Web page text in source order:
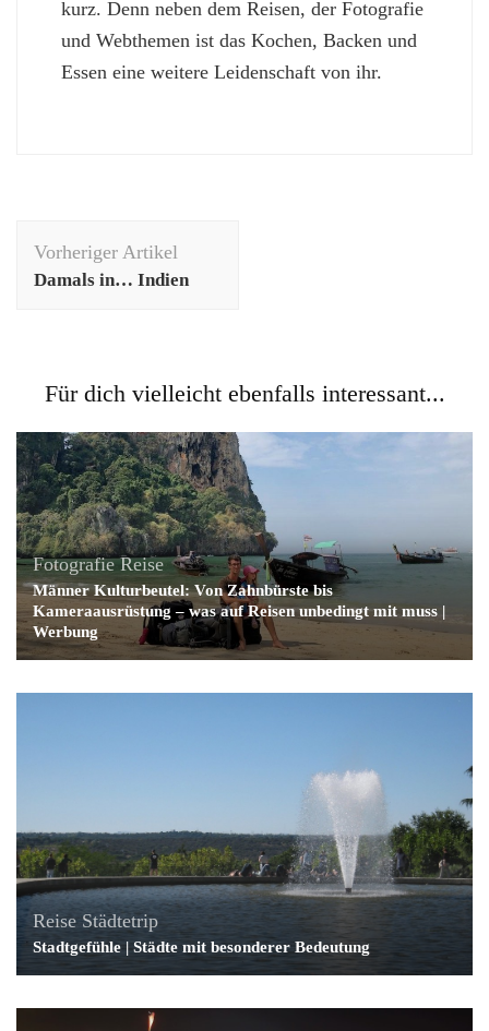
kurz. Denn neben dem Reisen, der Fotografie
und Webthemen ist das Kochen, Backen und
Essen eine weitere Leidenschaft von ihr.
Vorheriger Artikel
Damals in… Indien
Für dich vielleicht ebenfalls interessant...
Fotografie Reise
Männer Kulturbeutel: Von Zahnbürste bis
Kameraausrüstung – was auf Reisen unbedingt mit muss |
Werbung
Reise Städtetrip
Stadtgefühle | Städte mit besonderer Bedeutung